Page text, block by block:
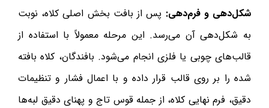
شکل‌دهی و فرم‌دهی: پس از بافت بخش اصلی کلاه، نوبت
به شکل‌دهی آن می‌رسد. این مرحله معمولاً با استفاده از
قالب‌های چوبی یا فلزی انجام می‌شود. بافندگان، کلاه بافته
شده را بر روی قالب قرار داده و با اعمال فشار و تنظیمات
دقیق، فرم نهایی کلاه، از جمله قوس تاج و پهنای دقیق لبه‌ها